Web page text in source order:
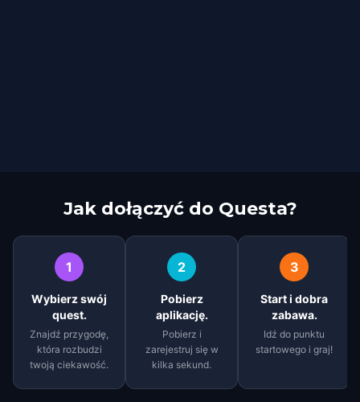
Jak dołączyć do Questa?
1
Wybierz swój
quest.
Znajdź przygodę,
która rozbudzi
twoją ciekawość.
2
Pobierz
aplikację.
Pobierz i
zarejestruj się w
kilka sekund.
3
Start i dobra
zabawa.
Idź do punktu
startowego i graj!